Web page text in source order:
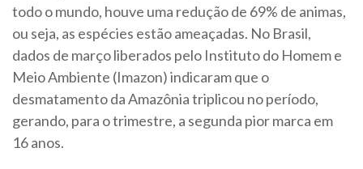
todo o mundo, houve uma redução de 69% de animas,
ou seja, as espécies estão ameaçadas. No Brasil,
dados de março liberados pelo Instituto do Homem e
Meio Ambiente (Imazon) indicaram que o
desmatamento da Amazônia triplicou no período,
gerando, para o trimestre, a segunda pior marca em
16 anos.